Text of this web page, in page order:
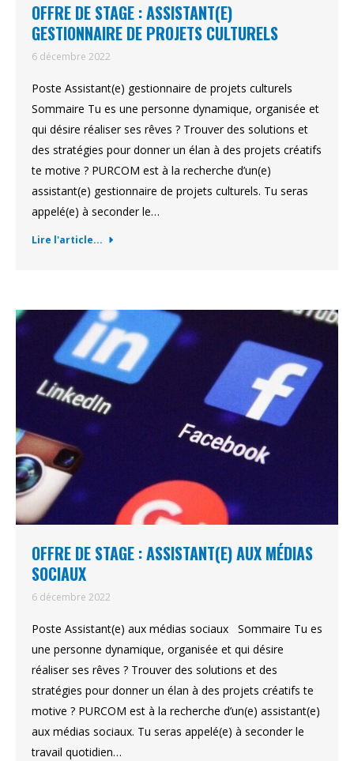
OFFRE DE STAGE : ASSISTANT(E)
GESTIONNAIRE DE PROJETS CULTURELS
6 décembre 2022
Poste Assistant(e) gestionnaire de projets culturels
Sommaire Tu es une personne dynamique, organisée et
qui désire réaliser ses rêves ? Trouver des solutions et
des stratégies pour donner un élan à des projets créatifs
te motive ? PURCOM est à la recherche d’un(e)
assistant(e) gestionnaire de projets culturels. Tu seras
appelé(e) à seconder le…
Lire l'article...
OFFRE DE STAGE : ASSISTANT(E) AUX MÉDIAS
SOCIAUX
6 décembre 2022
Poste Assistant(e) aux médias sociaux Sommaire Tu es
une personne dynamique, organisée et qui désire
réaliser ses rêves ? Trouver des solutions et des
stratégies pour donner un élan à des projets créatifs te
motive ? PURCOM est à la recherche d’un(e) assistant(e)
aux médias sociaux. Tu seras appelé(e) à seconder le
travail quotidien…